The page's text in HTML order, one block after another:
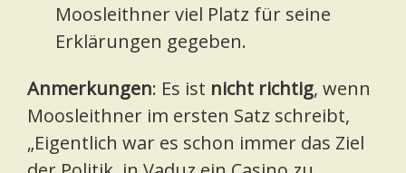
Moosleithner viel Platz für seine
Erklärungen gegeben.
Anmerkungen: Es ist nicht richtig, wenn
Moosleithner im ersten Satz schreibt,
„Eigentlich war es schon immer das Ziel